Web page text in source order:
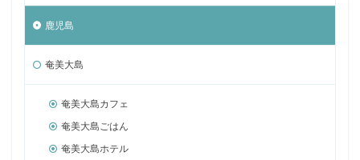
鹿児島
奄美大島
奄美大島カフェ
奄美大島ごはん
奄美大島ホテル